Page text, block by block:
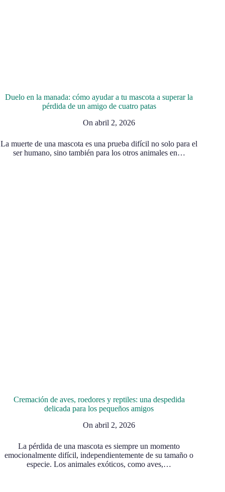
Duelo en la manada: cómo ayudar a tu mascota a superar la
pérdida de un amigo de cuatro patas
On abril 2, 2026
La muerte de una mascota es una prueba difícil no solo para el
ser humano, sino también para los otros animales en…
Cremación de aves, roedores y reptiles: una despedida
delicada para los pequeños amigos
On abril 2, 2026
La pérdida de una mascota es siempre un momento
emocionalmente difícil, independientemente de su tamaño o
especie. Los animales exóticos, como aves,…